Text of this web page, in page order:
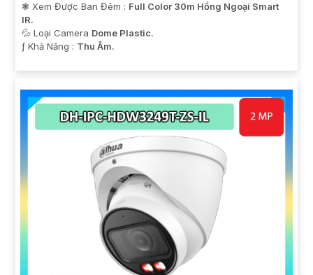
❃ Xem Được Ban Đêm : Full Color 30m Hồng Ngoại Smart
IR.
💦 Loại Camera Dome Plastic.
️ƒ Khả Năng : Thu Âm.